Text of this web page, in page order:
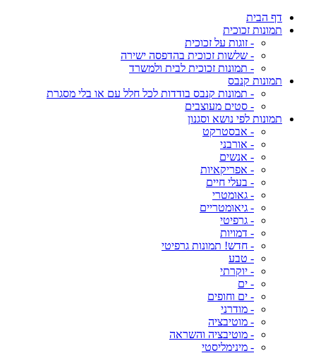
דף הבית
תמונות זכוכית
- זוגות על זכוכית
- שלשות זכוכית בהדפסה ישירה
- תמונות זכוכית לבית ולמשרד
תמונות קנבס
- תמונות קנבס בודדות לכל חלל עם או בלי מסגרת
- סטים מעוצבים
תמונות לפי נושא וסגנון
- אבסטרקט
- אורבני
- אנשים
- אפריקאיות
- בעלי חיים
- גאומטרי
- גיאומטריים
- גרפיטי
- דמויות
- חדש! תמונות גרפיטי
- טבע
- יוקרתי
- ים
- ים וחופים
- מודרני
- מוטיבציה
- מוטיבציה והשראה
- מינימליסטי